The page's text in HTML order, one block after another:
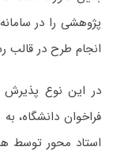
پژوهشی را در
انجام طرح در قالب
در این نوع پذیرش
فراخوان دانشگاه،
استاد محور توسط